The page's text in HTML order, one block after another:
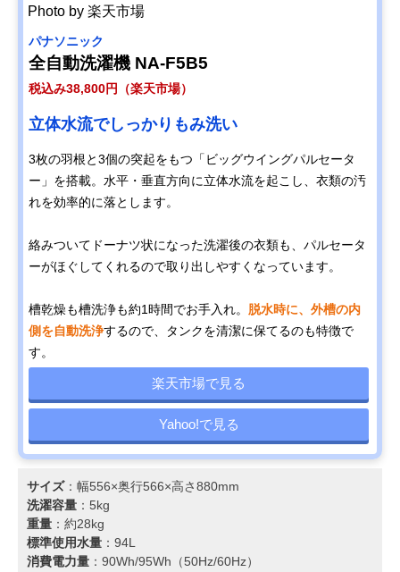
Photo by 楽天市場
パナソニック
全自動洗濯機 NA-F5B5
税込み38,800円（楽天市場）
立体水流でしっかりもみ洗い
3枚の羽根と3個の突起をもつ「ビッグウイングパルセータ
ー」を搭載。水平・垂直方向に立体水流を起こし、衣類の汚
れを効率的に落とします。
絡みついてドーナツ状になった洗濯後の衣類も、パルセータ
ーがほぐしてくれるので取り出しやすくなっています。
槽乾燥も槽洗浄も約1時間でお手入れ。 脱水時に、外槽の内
側を自動洗浄するので、タンクを清潔に保てるのも特徴で
す。
楽天市場で見る
Yahoo!で見る
サイズ：幅556×奥行566×高さ880mm
洗濯容量 ：5kg
重量 ：約28kg
標準使用水量 ：94L
消費電力量 ：90Wh/95Wh（50Hz/60Hz）